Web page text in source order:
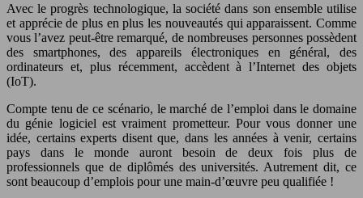
Avec le progrès technologique, la société dans son ensemble utilise
et apprécie de plus en plus les nouveautés qui apparaissent. Comme
vous l’avez peut-être remarqué, de nombreuses personnes possèdent
des smartphones, des appareils électroniques en général, des
ordinateurs et, plus récemment, accèdent à l’Internet des objets
(IoT).
Compte tenu de ce scénario, le marché de l’emploi dans le domaine
du génie logiciel est vraiment prometteur. Pour vous donner une
idée, certains experts disent que, dans les années à venir, certains
pays dans le monde auront besoin de deux fois plus de
professionnels que de diplômés des universités. Autrement dit, ce
sont beaucoup d’emplois pour une main-d’œuvre peu qualifiée !